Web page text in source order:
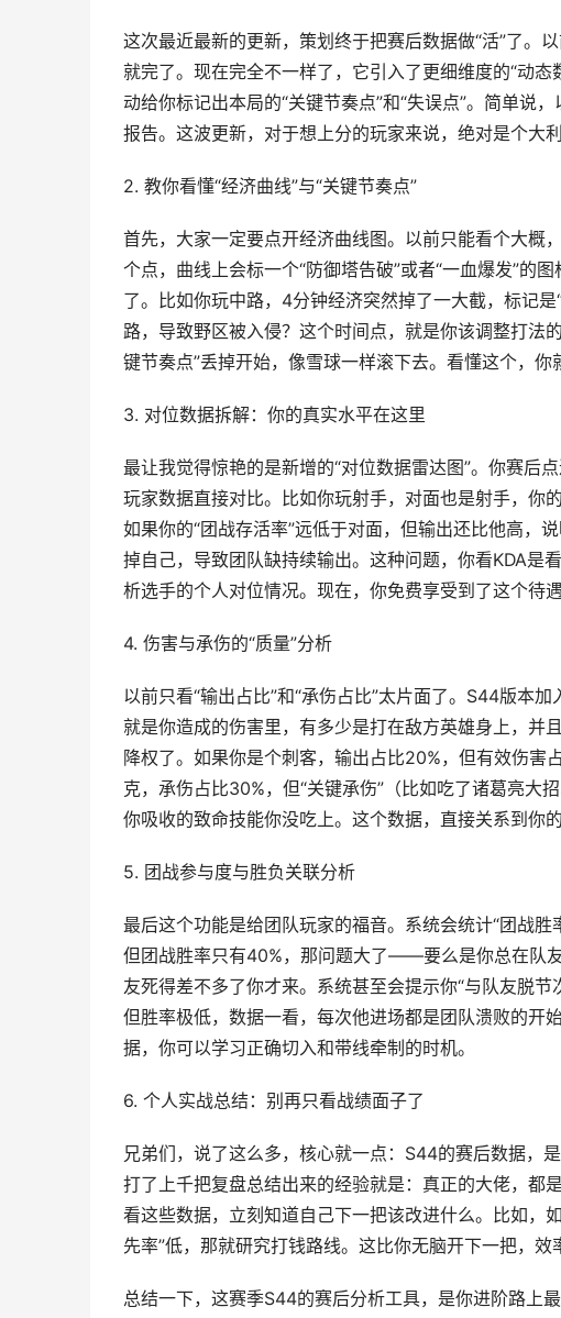
这次最近最新的更新，策划终于把赛后数据做“活”了。
就完了。现在完全不一样了，它引入了更细维度的“动
动给你标记出本局的“关键节奏点”和“失误点”。简单说
报告。这波更新，对于想上分的玩家来说，绝对是个大
2. 教你看懂“经济曲线”与“关键节奏点”
首先，大家一定要点开经济曲线图。以前只能看个大概
个点，曲线上会标一个“防御塔告破”或者“一血爆发”的
了。比如你玩中路，4分钟经济突然掉了一大截，标记
路，导致野区被入侵？这个时间点，就是你该调整打法
键节奏点”丢掉开始，像雪球一样滚下去。看懂这个，你
3. 对位数据拆解：你的真实水平在这里
最让我觉得惊艳的是新增的“对位数据雷达图”。你赛后
玩家数据直接对比。比如你玩射手，对面也是射手，你
如果你的“团战存活率”远低于对面，但输出还比他高，
掉自己，导致团队缺持续输出。这种问题，你看KDA是
析选手的个人对位情况。现在，你免费享受到了这个待遇
4. 伤害与承伤的“质量”分析
以前只看“输出占比”和“承伤占比”太片面了。S44版本加
就是你造成的伤害里，有多少是打在敌方英雄身上，并
降权了。如果你是个刺客，输出占比20%，但有效伤害
克，承伤占比30%，但“关键承伤”（比如吃了诸葛亮大
你吸收的致命技能你没吃上。这个数据，直接关系到你
5. 团战参与度与胜负关联分析
最后这个功能是给团队玩家的福音。系统会统计“团战胜
但团战胜率只有40%，那问题大了——要么是你总在队
友死得差不多了你才来。系统甚至会提示你“与队友脱
但胜率极低，数据一看，每次他进场都是团队溃败的开
据，你可以学习正确切入和带线牵制的时机。
6. 个人实战总结：别再只看战绩面子了
兄弟们，说了这么多，核心就一点：S44的赛后数据，
打了上千把复盘总结出来的经验就是：真正的大佬，都
看这些数据，立刻知道自己下一把该改进什么。比如，
先率”低，那就研究打钱路线。这比你无脑开下一把，
总结一下，这赛季S44的赛后分析工具，是你进阶路上